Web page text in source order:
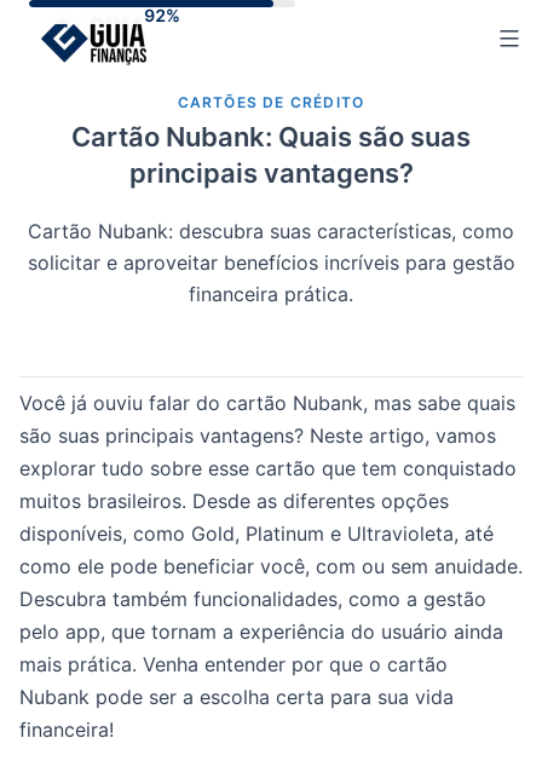
CARTÕES DE CRÉDITO
Cartão Nubank: Quais são suas
principais vantagens?
Cartão Nubank: descubra suas características, como
solicitar e aproveitar benefícios incríveis para gestão
financeira prática.
Você já ouviu falar do cartão Nubank, mas sabe quais
são suas principais vantagens? Neste artigo, vamos
explorar tudo sobre esse cartão que tem conquistado
muitos brasileiros. Desde as diferentes opções
disponíveis, como Gold, Platinum e Ultravioleta, até
como ele pode beneficiar você, com ou sem anuidade.
Descubra também funcionalidades, como a gestão
pelo app, que tornam a experiência do usuário ainda
mais prática. Venha entender por que o cartão
Nubank pode ser a escolha certa para sua vida
financeira!